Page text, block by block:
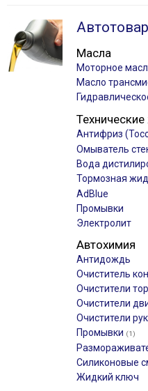
Масла
Моторное
Масло
Антифриз
Омыватель
Вода
Тормозная
AdBlue
Промывки
Электролит
Автохимия
Антидождь
Очиститель
Очистители
Очистители
Очистители рук
Промывки (1)
Силиконовые
Жидкий ключ